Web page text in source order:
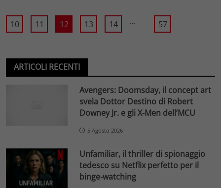
10 11 12 13 14 ... 57
ARTICOLI RECENTI
Avengers: Doomsday, il concept art
svela Dottor Destino di Robert
Downey Jr. e gli X-Men dell’MCU
5 Agosto 2026
Unfamiliar, il thriller di spionaggio
tedesco su Netflix perfetto per il
binge-watching